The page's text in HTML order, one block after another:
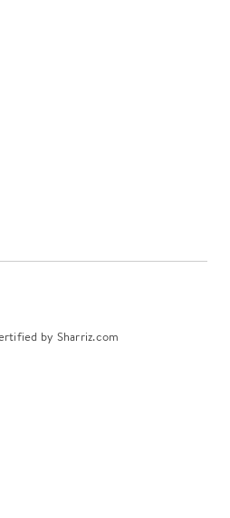
by Sharriz.com